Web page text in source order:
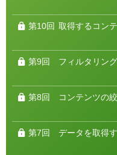
第10回 取得するコン
第9回 フィルタリン
第8回 コンテンツの
第7回 データを取得